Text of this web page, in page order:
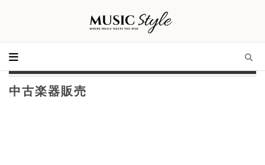
中古楽器販売